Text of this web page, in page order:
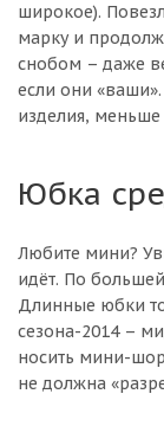
широкое).
марку и
снобом – даже
если они
изделия, меньше
Юбка
Любите мини?
идёт. По
Длинные юбки
сезона-2014 –
носить мини-
не должна